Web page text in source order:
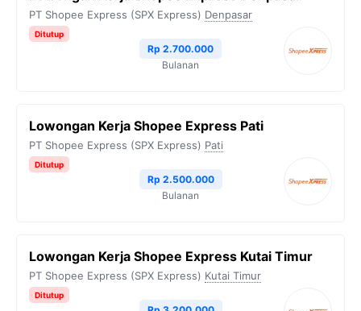
t
e
g
L
n
PT Shopee Express (SPX Express) Denpasar
Ditutup
Rp 2.700.000
Bulanan
Lowongan Kerja Shopee Express Pati
PT Shopee Express (SPX Express) Pati
Ditutup
Rp 2.500.000
Bulanan
Lowongan Kerja Shopee Express Kutai Timur
PT Shopee Express (SPX Express) Kutai Timur
Ditutup